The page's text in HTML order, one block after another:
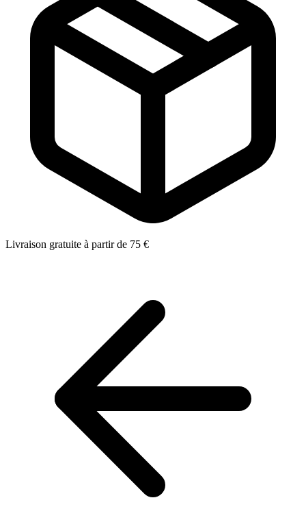
Livraison gratuite à partir de 75 €